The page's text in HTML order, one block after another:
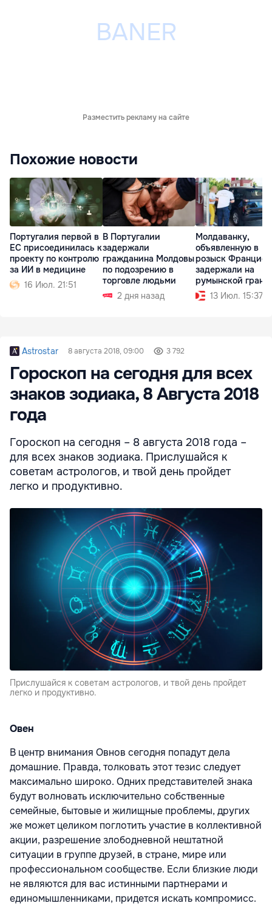
Разместить рекламу на сайте
Похожие новости
Португалия первой в
ЕС присоединилась к
проекту по контролю
за ИИ в медицине
16 Июл. 21:51
В Португалии
задержали
гражданина Молдовы
по подозрению в
торговле людьми
2 дня назад
Молдаванку,
объявленную в
розыск
задержали на
румынской
13 Июл. 15:37
Astrostar 8 августа 2018, 09:00 3 792
Гороскоп на сегодня для всех
знаков зодиака, 8 Августа 2018
года
Гороскоп на сегодня – 8 августа 2018 года –
для всех знаков зодиака. Прислушайся к
советам астрологов, и твой день пройдет
легко и продуктивно.
Прислушайся к советам астрологов, и твой день пройдет
легко и продуктивно.
Овен
В центр внимания Овнов сегодня попадут дела
домашние. Правда, толковать этот тезис следует
максимально широко. Одних представителей знака
будут волновать исключительно собственные
семейные, бытовые и жилищные проблемы, других
же может целиком поглотить участие в коллективной
акции, разрешение злободневной нештатной
ситуации в группе друзей, в стране, мире или
профессиональном сообществе. Если близкие люди
не являются для вас истинными партнерами и
единомышленниками, придется искать компромисс.